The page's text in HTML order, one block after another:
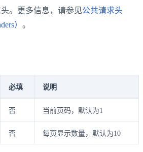
。更多信息，请参见公共请求头
） 。
必填 说明
否 当前页码，默认为1
否 每页显示数量，默认为10